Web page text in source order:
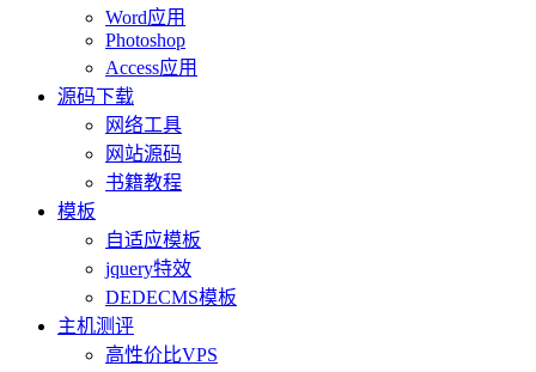
Word应用
Photoshop
Access应用
源码下载
网络工具
网站源码
书籍教程
模板
自适应模板
jquery特效
DEDECMS模板
主机测评
高性价比VPS